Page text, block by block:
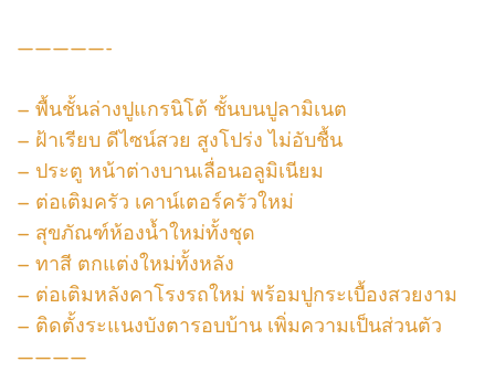
—————-
– พื้นชั้นล่างปูแกรนิโต้ ชั้นบนปูลามิเนต
– ฝ้าเรียบ ดีไซน์สวย สูงโปร่ง ไม่อับชื้น
– ประตู หน้าต่างบานเลื่อนอลูมิเนียม
– ต่อเติมครัว เคาน์เตอร์ครัวใหม่
– สุขภัณฑ์ห้องน้ำใหม่ทั้งชุด
– ทาสี ตกแต่งใหม่ทั้งหลัง
– ต่อเติมหลังคาโรงรถใหม่ พร้อมปูกระเบื้องสวยงาม
– ติดตั้งระแนงบังตารอบบ้าน เพิ่มความเป็นส่วนตัว
————